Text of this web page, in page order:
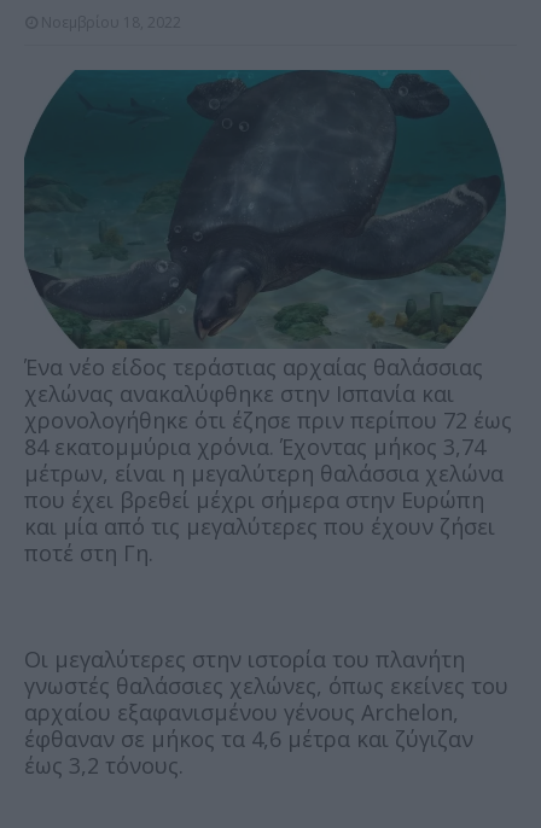
Ένα νέο είδος τεράστιας αρχαίας θαλάσσιας
χελώνας ανακαλύφθηκε στην Ισπανία και
χρονολογήθηκε ότι έζησε πριν περίπου 72 έως
84 εκατομμύρια χρόνια. Έχοντας μήκος 3,74
μέτρων, είναι η μεγαλύτερη θαλάσσια χελώνα
που έχει βρεθεί μέχρι σήμερα στην Ευρώπη
και μία από τις μεγαλύτερες που έχουν ζήσει
ποτέ στη Γη.
Οι μεγαλύτερες στην ιστορία του πλανήτη
γνωστές θαλάσσιες χελώνες, όπως εκείνες του
αρχαίου εξαφανισμένου γένους Archelon,
έφθαναν σε μήκος τα 4,6 μέτρα και ζύγιζαν
έως 3,2 τόνους.